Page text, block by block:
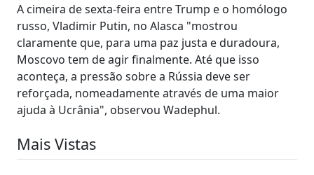
A cimeira de sexta-feira entre Trump e o homólogo
russo, Vladimir Putin, no Alasca "mostrou
claramente que, para uma paz justa e duradoura,
Moscovo tem de agir finalmente. Até que isso
aconteça, a pressão sobre a Rússia deve ser
reforçada, nomeadamente através de uma maior
ajuda à Ucrânia", observou Wadephul.
Mais Vistas